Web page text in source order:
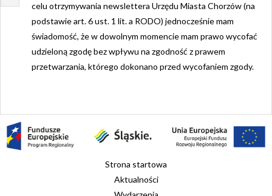
celu otrzymywania newslettera Urzędu Miasta Chorzów (na
podstawie art. 6 ust. 1 lit. a RODO) jednocześnie mam
świadomość, że w dowolnym momencie mam prawo wycofać
udzieloną zgodę bez wpływu na zgodność z prawem
przetwarzania, którego dokonano przed wycofaniem zgody.
Strona startowa
Aktualności